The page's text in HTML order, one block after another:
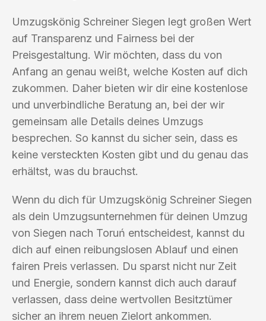
Umzugskönig Schreiner Siegen legt großen Wert
auf Transparenz und Fairness bei der
Preisgestaltung. Wir möchten, dass du von
Anfang an genau weißt, welche Kosten auf dich
zukommen. Daher bieten wir dir eine kostenlose
und unverbindliche Beratung an, bei der wir
gemeinsam alle Details deines Umzugs
besprechen. So kannst du sicher sein, dass es
keine versteckten Kosten gibt und du genau das
erhältst, was du brauchst.
Wenn du dich für Umzugskönig Schreiner Siegen
als dein Umzugsunternehmen für deinen Umzug
von Siegen nach Toruń entscheidest, kannst du
dich auf einen reibungslosen Ablauf und einen
fairen Preis verlassen. Du sparst nicht nur Zeit
und Energie, sondern kannst dich auch darauf
verlassen, dass deine wertvollen Besitztümer
sicher an ihrem neuen Zielort ankommen.